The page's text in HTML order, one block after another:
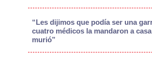
“Les dijimos que podía ser una
cuatro médicos la mandaron a
murió”